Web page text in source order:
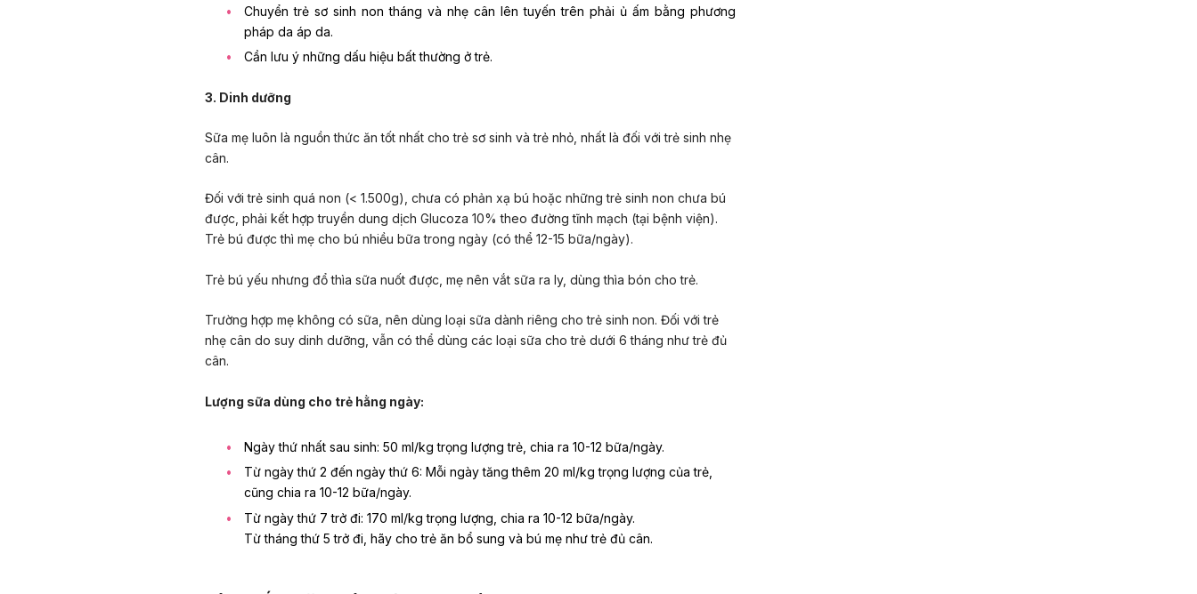
Chuyển trẻ sơ sinh non tháng và nhẹ cân lên tuyến trên phải ủ ấm bằng phương
pháp da áp da.
Cần lưu ý những dấu hiệu bất thường ở trẻ.
3. Dinh dưỡng
Sữa mẹ luôn là nguồn thức ăn tốt nhất cho trẻ sơ sinh và trẻ nhỏ, nhất là đối với trẻ sinh nhẹ
cân.
Đối với trẻ sinh quá non (< 1.500g), chưa có phản xạ bú hoặc những trẻ sinh non chưa bú
được, phải kết hợp truyền dung dịch Glucoza 10% theo đường tĩnh mạch (tại bệnh viện).
Trẻ bú được thì mẹ cho bú nhiều bữa trong ngày (có thể 12-15 bữa/ngày).
Trẻ bú yếu nhưng đổ thìa sữa nuốt được, mẹ nên vắt sữa ra ly, dùng thìa bón cho trẻ.
Trường hợp mẹ không có sữa, nên dùng loại sữa dành riêng cho trẻ sinh non. Đối với trẻ
nhẹ cân do suy dinh dưỡng, vẫn có thể dùng các loại sữa cho trẻ dưới 6 tháng như trẻ đủ
cân.
Lượng sữa dùng cho trẻ hằng ngày:
Ngày thứ nhất sau sinh: 50 ml/kg trọng lượng trẻ, chia ra 10-12 bữa/ngày.
Từ ngày thứ 2 đến ngày thứ 6: Mỗi ngày tăng thêm 20 ml/kg trọng lượng của trẻ,
cũng chia ra 10-12 bữa/ngày.
Từ ngày thứ 7 trở đi: 170 ml/kg trọng lượng, chia ra 10-12 bữa/ngày.
Từ tháng thứ 5 trở đi, hãy cho trẻ ăn bổ sung và bú mẹ như trẻ đủ cân.